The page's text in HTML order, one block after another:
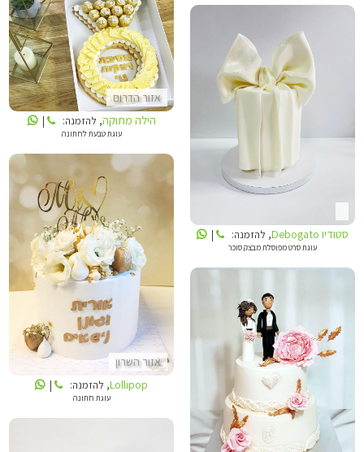
אזור הדרום
הילה מתוקה
הילה מתוקה, להזמנה: |
עוגת טבעת לחתונה
סטודיו Debogato , להזמנה: |
עוגת סרט מפוסלת מבצק סוכר
אזור השרון
LOLLIPOP
Lollipop, להזמנה: |
עוגת חתונה
INBALS CAKE ART